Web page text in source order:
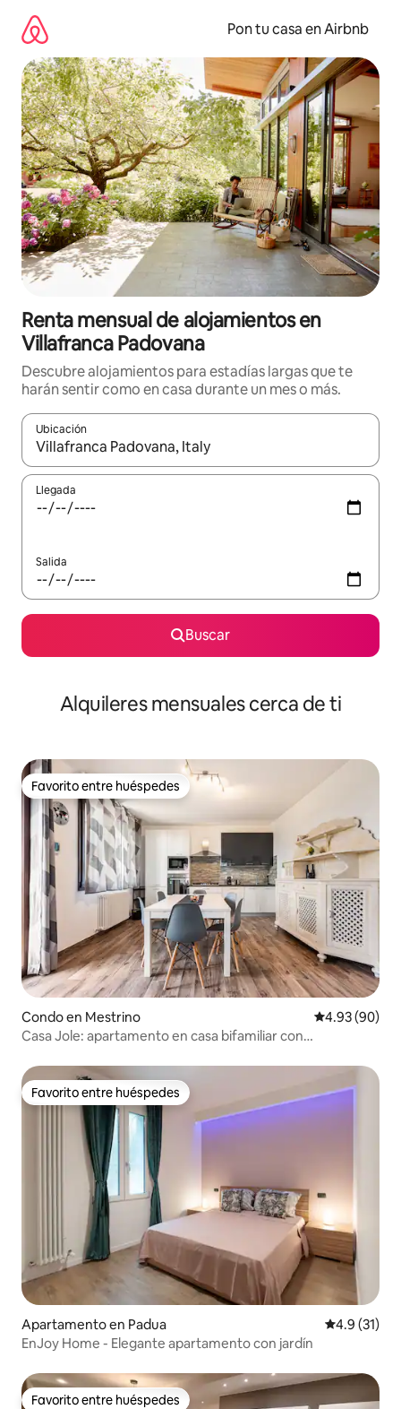
contenido
Pon tu casa en Airbnb
Renta mensual de alojamientos en
Villafranca Padovana
Descubre alojamientos para estadías largas que te
harán sentir como en casa durante un mes o más.
Ubicación
Cuando los resultados estén disponibles, navega con las
Llegada
Salida
Buscar
Alquileres mensuales cerca de ti
Favorito entre huéspedes
Favorito entre huéspedes
Condo en Mestrino Calificación
4.93 (90)
Casa Jole: apartamento en casa bifamiliar con
Favorito entre huéspedes
Favorito entre huéspedes
Apartamento en Padua Calificación
4.9 (31)
EnJoy Home - Elegante apartamento con jardín
Favorito entre huéspedes